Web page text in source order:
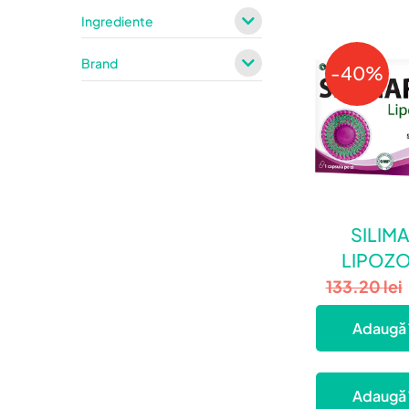
Ingrediente
Brand -40%
133.20lei